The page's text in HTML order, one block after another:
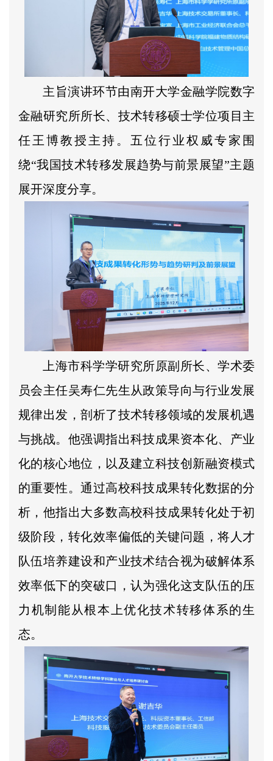
主旨演讲环节由南开大学金融学院数字
金融研究所所长、技术转移硕士学位项目主
任王博教授主持。五位行业权威专家围
绕“我国技术转移发展趋势与前景展望”主题
展开深度分享。
上海市科学学研究所原副所长、学术委
员会主任吴寿仁先生从政策导向与行业发展
规律出发，剖析了技术转移领域的发展机遇
与挑战。他强调指出科技成果资本化、产业
化的核心地位，以及建立科技创新融资模式
的重要性。通过高校科技成果转化数据的分
析，他指出大多数高校科技成果转化处于初
级阶段，转化效率偏低的关键问题，将人才
队伍培养建设和产业技术结合视为破解体系
效率低下的突破口，认为强化这支队伍的压
力机制能从根本上优化技术转移体系的生
态。